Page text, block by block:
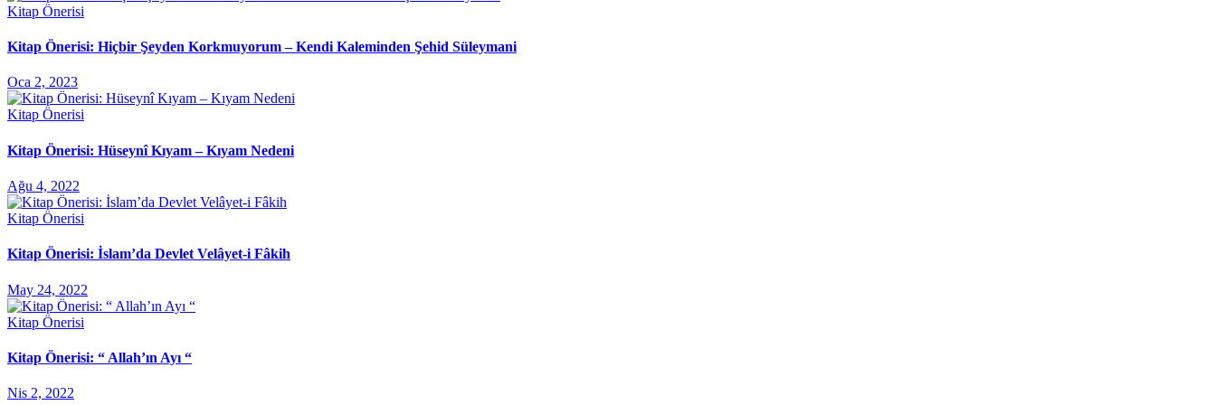
Kitap Önerisi
Kitap Önerisi: Hiçbir Şeyden Korkmuyorum – Kendi Kaleminden Şehid Süleymani
Oca 2, 2023
Kitap Önerisi
Kitap Önerisi: Hüseynî Kıyam – Kıyam Nedeni
Ağu 4, 2022
Kitap Önerisi
Kitap Önerisi: İslam’da Devlet Velâyet-i Fâkih
May 24, 2022
Kitap Önerisi
Kitap Önerisi: “ Allah’ın Ayı “
Nis 2, 2022